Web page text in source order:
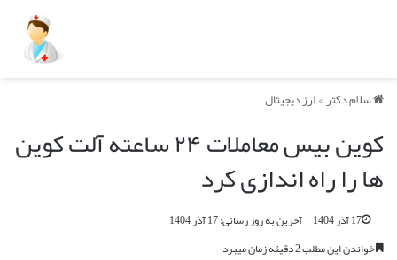
سلام دکتر>ارز دیجیتال
کوین بیس معاملات ۲۴ ساعته آلت کوین
ها را راه اندازی کرد
17 آذر 1404
آخرین به روز رسانی: 17 آذر 1404
خواندن این مطلب 2 دقیقه زمان میبرد